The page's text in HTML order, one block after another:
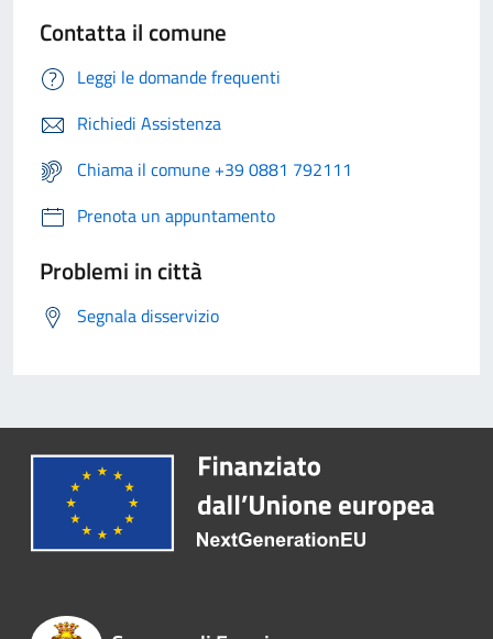
Contatta il comune
Leggi le domande frequenti
Richiedi Assistenza
Chiama il comune +39 0881 792111
Prenota un appuntamento
Problemi in città
Segnala disservizio